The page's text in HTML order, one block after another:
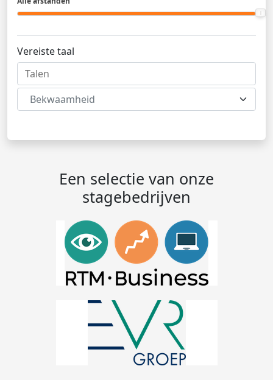
Vereiste taal
Bekwaamheid
Een selectie van onze
stagebedrijven